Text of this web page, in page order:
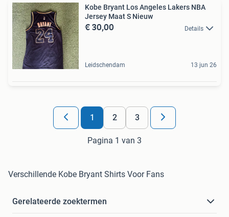
Kobe Bryant Los Angeles Lakers NBA
Jersey Maat S Nieuw
€ 30,00 Details
Leidschendam 13 jun 26
1 2 3
Pagina 1 van 3
Verschillende Kobe Bryant Shirts Voor Fans
Gerelateerde zoektermen